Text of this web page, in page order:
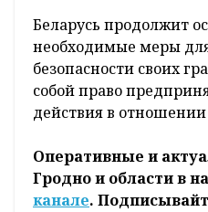
Беларусь продолжит
необходимые меры
безопасности своих
собой право
действия в
Оперативные и
Гродно и области в
канале.